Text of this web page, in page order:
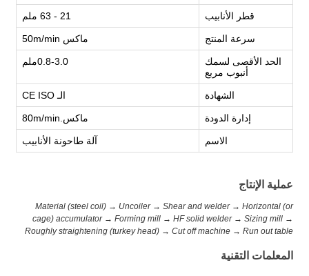
قطر الأنابيب 21 - 63 ملم
سرعة المنتج ماكس 50m/min
الحد الأقصى لسمك
أنبوب مربع
0.8-3.0ملم
الشهادة الـ CE ISO
إدارة الدودة ماكس.80m/min
الاسم آلة طاحونة الأنابيب
عملية الإنتاج
Material (steel coil) → Uncoiler → Shear and welder → Horizontal (or
cage) accumulator → Forming mill → HF solid welder → Sizing mill →
Roughly straightening (turkey head) → Cut off machine → Run out table
المعلمات التقنية